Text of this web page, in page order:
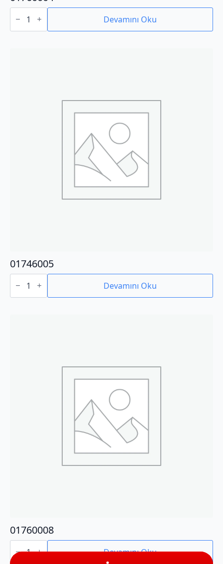
01760004
adet Devamını Oku
01746005
01746005
adet Devamını Oku
01760008
01760008
adet Devamını Oku